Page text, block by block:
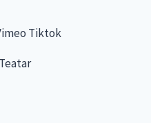
Tiktok